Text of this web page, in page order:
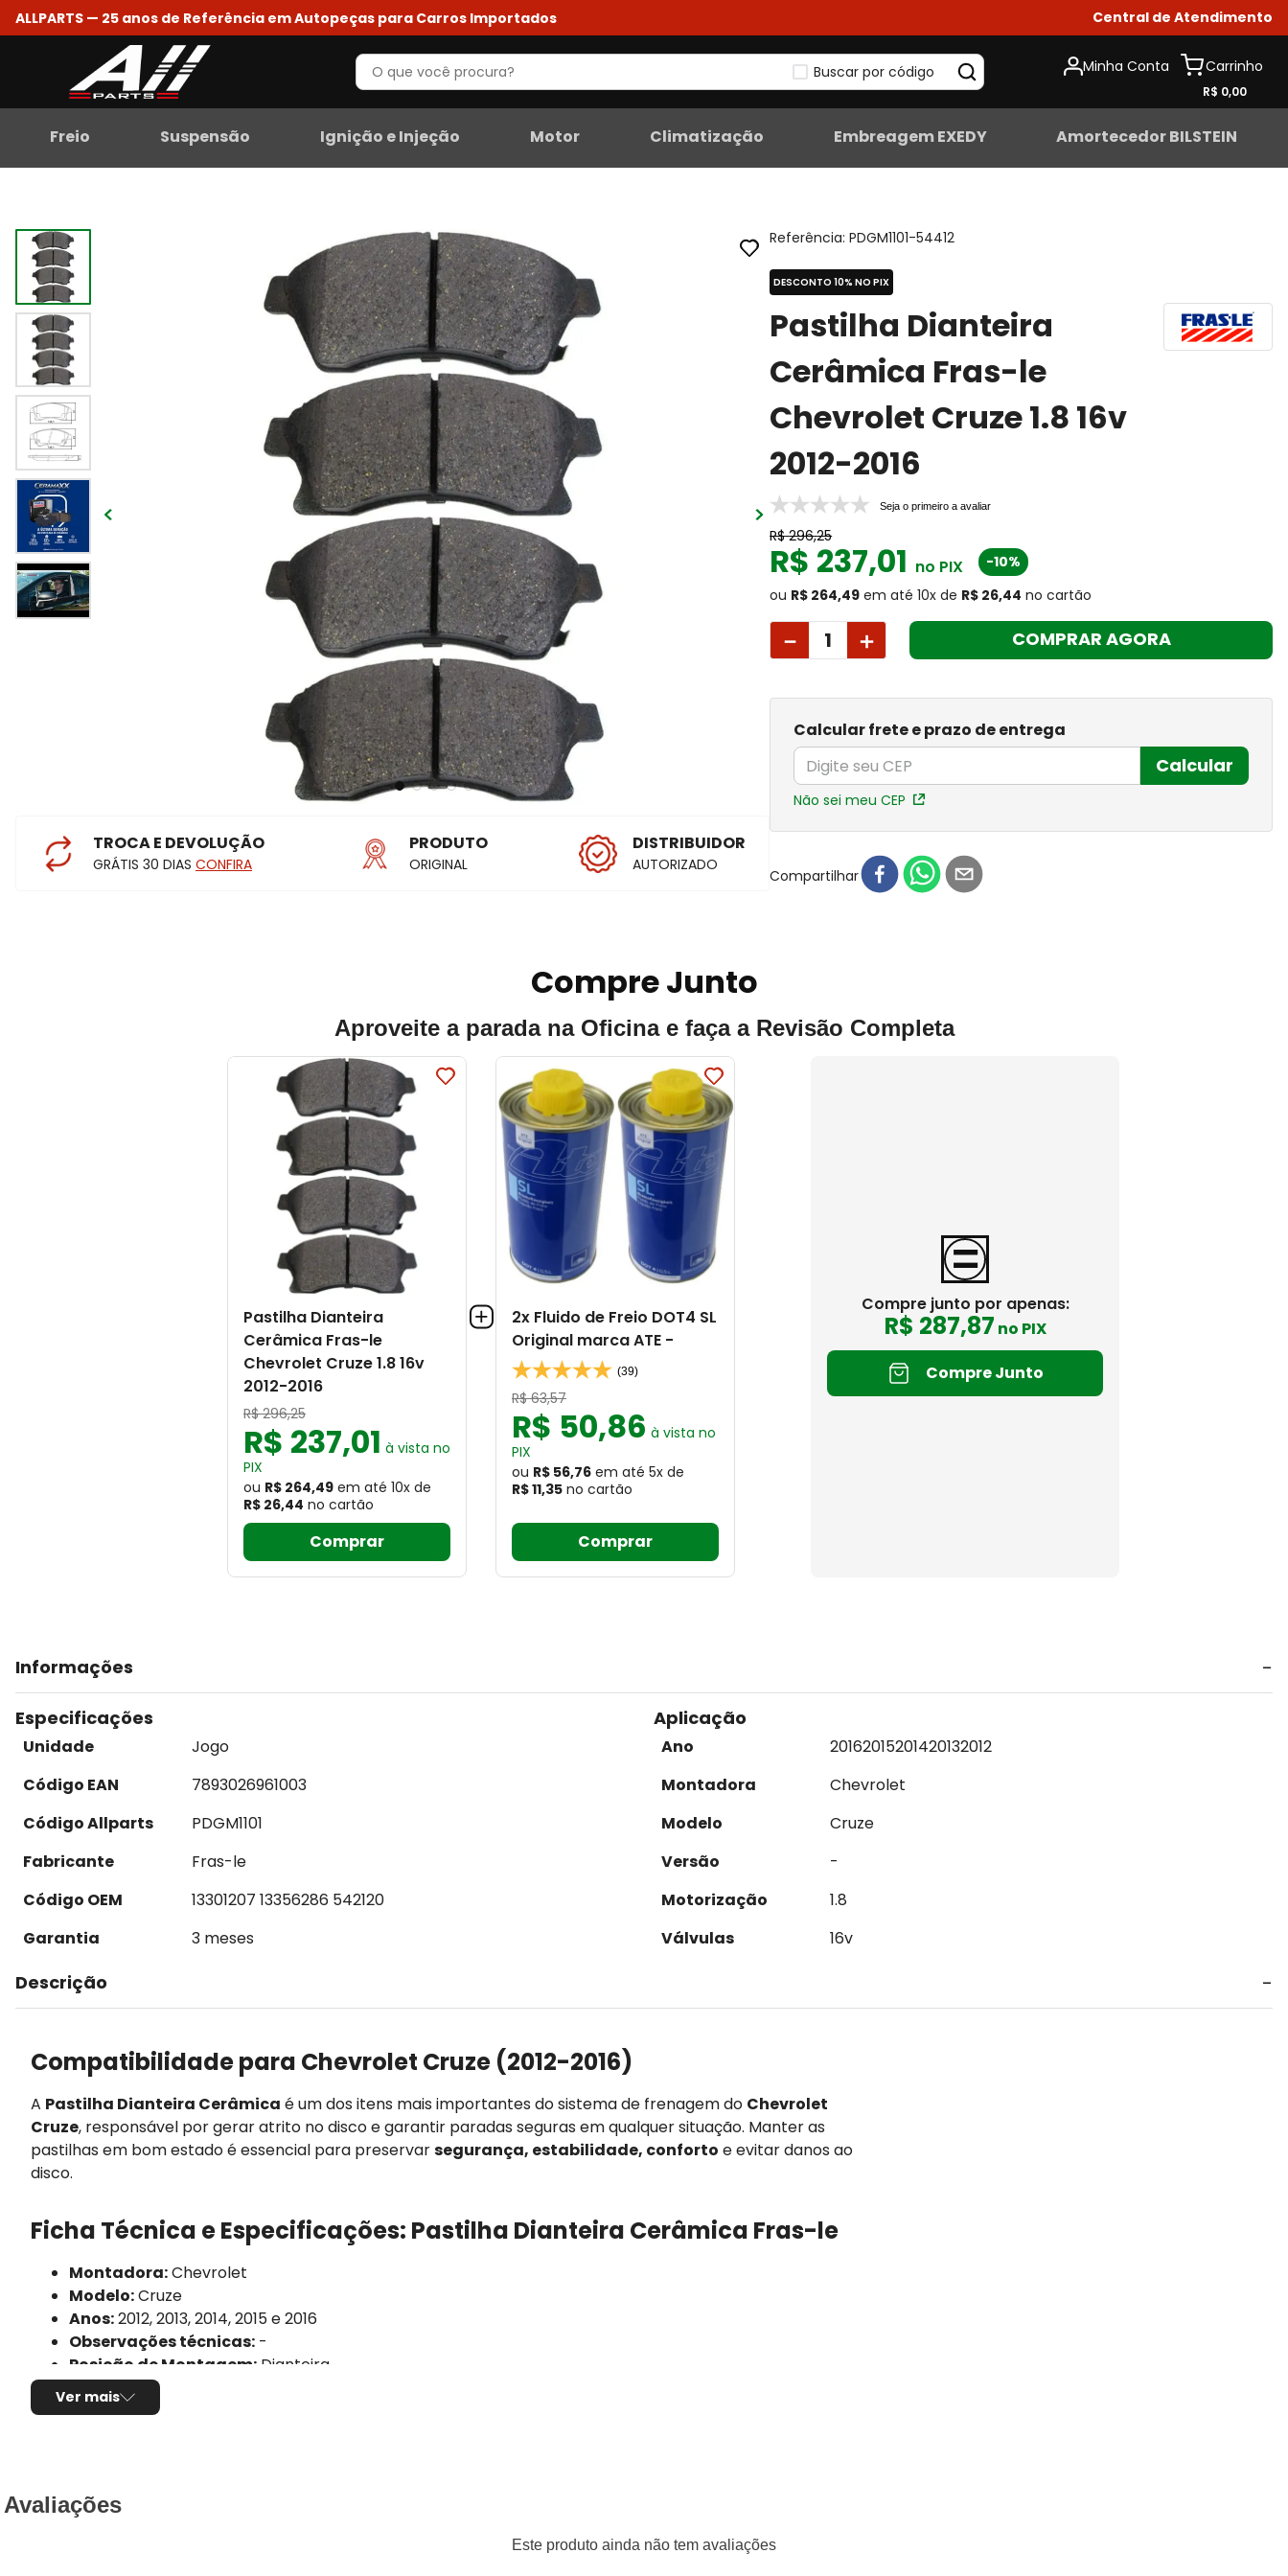
ALLPARTS — 25 anos de Referência em Autopeças para Carros Importados Central de Atendimento
Buscar por código Minha Conta
R$ 0,00
Freio Suspensão Ignição e Injeção Motor Climatização Embreagem EXEDY Amortecedor BILSTEIN
TROCA E DEVOLUÇÃO
GRÁTIS 30 DIAS CONFIRA
PRODUTO
ORIGINAL
DISTRIBUIDOR
AUTORIZADO
Referência:PDGM1101-54412
DESCONTO 10% NO PIX
Pastilha Dianteira
Cerâmica Fras-le
Chevrolet Cruze 1.8 16v
2012-2016
Seja o primeiro a avaliar
R$ 296,25
R$ 237,01 no PIX
-10%
ou R$ 264,49 em até 10x de R$ 26,44 no cartão
＋
－ COMPRAR AGORA
Calcular frete e prazo de entrega
Calcular
Não sei meu CEP
Compartilhar
Compre Junto
Aproveite a parada na Oficina e faça a Revisão Completa
Pastilha Dianteira
Cerâmica Fras-le
Chevrolet Cruze 1.8 16v
2012-2016
R$ 296,25
R$ 237,01 à vista no
PIX
ou R$ 264,49 em até 10x de
R$ 26,44 no cartão
Comprar
2x Fluido de Freio DOT4 SL
Original marca ATE -
(39)
R$ 63,57
R$ 50,86 à vista no
PIX
ou R$ 56,76 em até 5x de
R$ 11,35 no cartão
Comprar
Compre junto por apenas:
R$ 287,87 no PIX
Compre Junto
Informações
Especificações
Unidade
Jogo
Código EAN
7893026961003
Código Allparts
PDGM1101
Fabricante
Fras-le
Código OEM
13301207 13356286 542120
Garantia
3 meses
Aplicação
Ano 20162015201420132012
Montadora
Chevrolet
Modelo
Cruze
Versão
-
Motorização
1.8
Válvulas
16v
Descrição
Compatibilidade para Chevrolet Cruze (2012-2016)
A Pastilha Dianteira Cerâmica é um dos itens mais importantes do sistema de frenagem do Chevrolet
Cruze, responsável por gerar atrito no disco e garantir paradas seguras em qualquer situação. Manter as
pastilhas em bom estado é essencial para preservarsegurança, estabilidade, conforto e evitar danos ao
disco.
Ficha Técnica e Especificações: Pastilha Dianteira Cerâmica Fras-le
Montadora:Chevrolet
Modelo:Cruze
Anos:2012, 2013, 2014, 2015 e 2016
Observações técnicas: -
Posição de Montagem: Dianteira
Tipo de produto:
Marca/Fabricante:
Altura:
Ver mais
Avaliações
Este produto ainda não tem avaliações